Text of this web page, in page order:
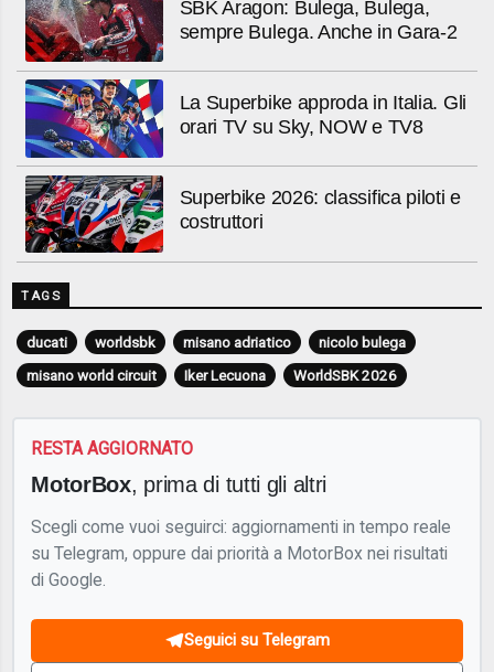
SBK Aragon: Bulega, Bulega,
sempre Bulega. Anche in Gara-2
La Superbike approda in Italia. Gli
orari TV su Sky, NOW e TV8
Superbike 2026: classifica piloti e
costruttori
TAGS
ducati worldsbk misano adriatico
nicolo bulega
misano world circuit
Iker Lecuona WorldSBK 2026
RESTA AGGIORNATO
MotorBox, prima di tutti gli altri
Scegli come vuoi seguirci: aggiornamenti in tempo reale
su Telegram, oppure dai priorità a MotorBox nei risultati
di Google.
Seguici su Telegram